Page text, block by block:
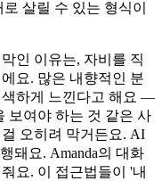
살릴 수 있는 형식이
인 이유는, 자비를 직
요. 많은 내향적인 분
색하게 느낀다고 해요 —
보여야 하는 것 같은 사
오히려 막거든요. AI
돼요. Amanda의 대화
요. 이 접근법들이 '내